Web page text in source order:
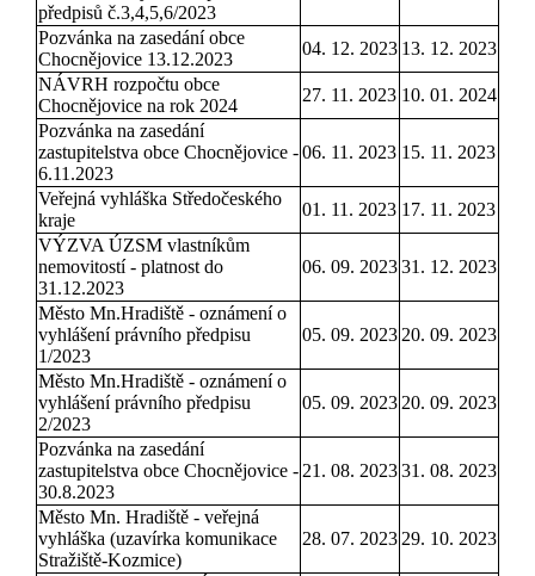
předpisů č.3,4,5,6/2023
Pozvánka na zasedání obce
Chocnějovice 13.12.2023
04. 12. 2023 13. 12. 2023
NÁVRH rozpočtu obce
Chocnějovice na rok 2024
27. 11. 2023 10. 01. 2024
Pozvánka na zasedání
zastupitelstva obce Chocnějovice -
6.11.2023
06. 11. 2023 15. 11. 2023
Veřejná vyhláška Středočeského
kraje
01. 11. 2023 17. 11. 2023
VÝZVA ÚZSM vlastníkům
nemovitostí - platnost do
31.12.2023
06. 09. 202331. 12. 2023
Město Mn.Hradiště - oznámení o
vyhlášení právního předpisu
1/2023
05. 09. 2023 20. 09. 2023
Město Mn.Hradiště - oznámení o
vyhlášení právního předpisu
2/2023
05. 09. 2023 20. 09. 2023
Pozvánka na zasedání
zastupitelstva obce Chocnějovice -
30.8.2023
21. 08. 202331. 08. 2023
Město Mn. Hradiště - veřejná
vyhláška (uzavírka komunikace
Stražiště-Kozmice)
28. 07. 2023 29. 10. 2023